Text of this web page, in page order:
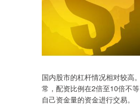
国内股市的杠杆情况相对较高
常，配资比例在2倍至10倍不
自己资金量的资金进行交易。